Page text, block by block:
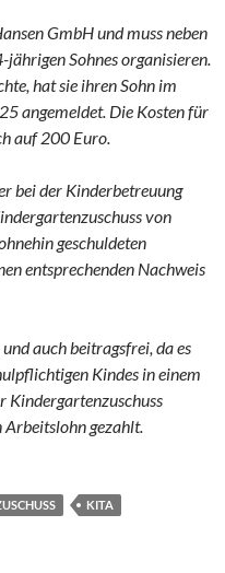
GmbH und muss neben
Sohnes organisieren.
hat sie ihren Sohn im
angemeldet. Die Kosten für
auf 200 Euro.
bei der Kinderbetreuung
von
geschuldeten
entsprechenden Nachweis
auch beitragsfrei, da es
Kindes in einem
Kindergartenzuschuss
Arbeitslohn gezahlt.
KITA